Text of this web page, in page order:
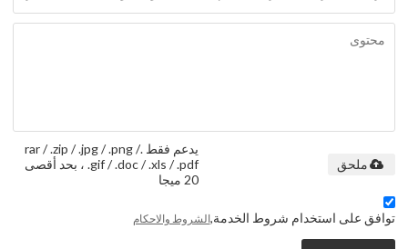
يدعم فقط .rar / .zip / .jpg / .png /
.gif / .doc / .xls / .pdf ، بحد أقصى
20 ميجا
ملحق
توافق على استخدام شروط الخدمة,الشروط والاحكام